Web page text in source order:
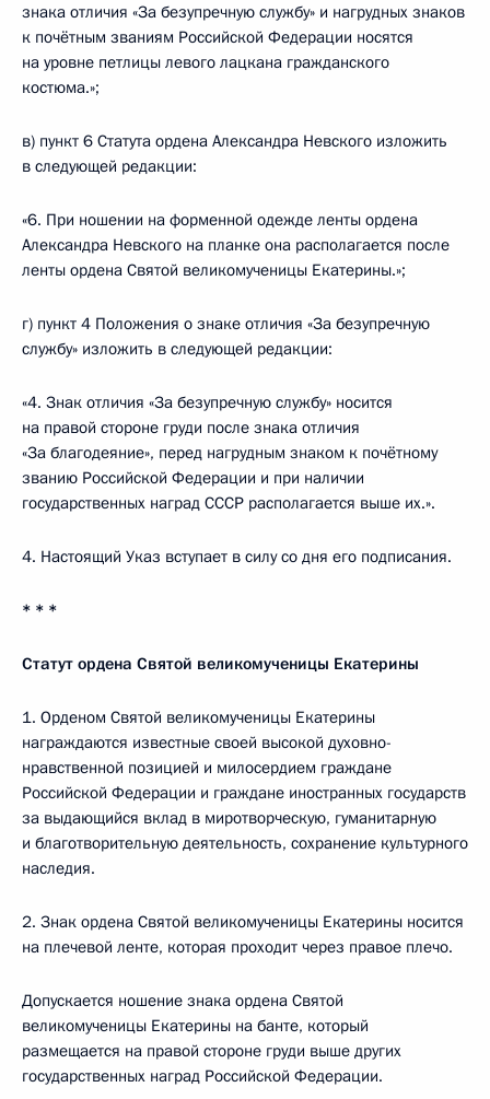
знака отличия «За безупречную службу» и нагрудных знаков
к почётным званиям Российской Федерации носятся
на уровне петлицы левого лацкана гражданского
костюма.»;
в) пункт 6 Статута ордена Александра Невского изложить
в следующей редакции:
«6. При ношении на форменной одежде ленты ордена
Александра Невского на планке она располагается после
ленты ордена Святой великомученицы Екатерины.»;
г) пункт 4 Положения о знаке отличия «За безупречную
службу» изложить в следующей редакции:
«4. Знак отличия «За безупречную службу» носится
на правой стороне груди после знака отличия
«За благодеяние», перед нагрудным знаком к почётному
званию Российской Федерации и при наличии
государственных наград СССР располагается выше их.».
4. Настоящий Указ вступает в силу со дня его подписания.
* * *
Статут ордена Святой великомученицы Екатерины
1. Орденом Святой великомученицы Екатерины
награждаются известные своей высокой духовно-
нравственной позицией и милосердием граждане
Российской Федерации и граждане иностранных государств
за выдающийся вклад в миротворческую, гуманитарную
и благотворительную деятельность, сохранение культурного
наследия.
2. Знак ордена Святой великомученицы Екатерины носится
на плечевой ленте, которая проходит через правое плечо.
Допускается ношение знака ордена Святой
великомученицы Екатерины на банте, который
размещается на правой стороне груди выше других
государственных наград Российской Федерации.